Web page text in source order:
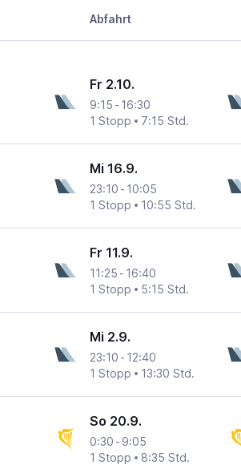
Abfahrt
Fr 2.10.
9:15 - 16:30
1 Stopp
7:15 Std.
Mi 16.9.
23:10 - 10:05
1 Stopp
10:55 Std.
Fr 11.9.
11:25 - 16:40
1 Stopp
5:15 Std.
Mi 2.9.
23:10 - 12:40
1 Stopp
13:30 Std.
So 20.9.
0:30 - 9:05
1 Stopp
8:35 Std.